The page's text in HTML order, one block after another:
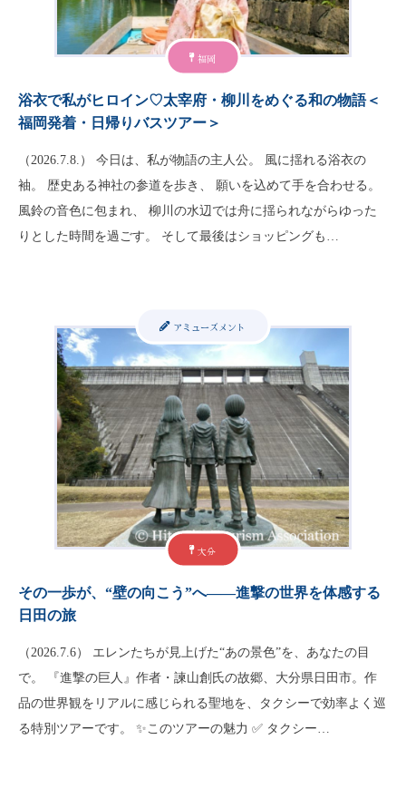
福岡
浴衣で私がヒロイン♡太宰府・柳川をめぐる和の物語＜
福岡発着・日帰りバスツアー＞
（2026.7.8.） 今日は、私が物語の主人公。 風に揺れる浴衣の
袖。 歴史ある神社の参道を歩き、 願いを込めて手を合わせる。
風鈴の音色に包まれ、 柳川の水辺では舟に揺られながらゆった
りとした時間を過ごす。 そして最後はショッピングも…
大分
アミューズメント
その一歩が、“壁の向こう”へ――進撃の世界を体感する
日田の旅
（2026.7.6） エレンたちが見上げた“あの景色”を、あなたの目
で。 『進撃の巨人』作者・諫山創氏の故郷、大分県日田市。作
品の世界観をリアルに感じられる聖地を、タクシーで効率よく巡
る特別ツアーです。 ✨このツアーの魅力 ✅ タクシー…